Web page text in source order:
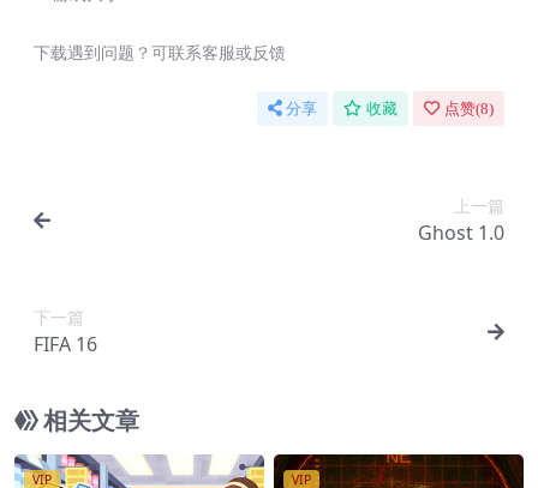
下载遇到问题？可联系客服或反馈
分享 收藏 点赞(8)
上一篇
Ghost 1.0
下一篇
FIFA 16
相关文章
VIP VIP